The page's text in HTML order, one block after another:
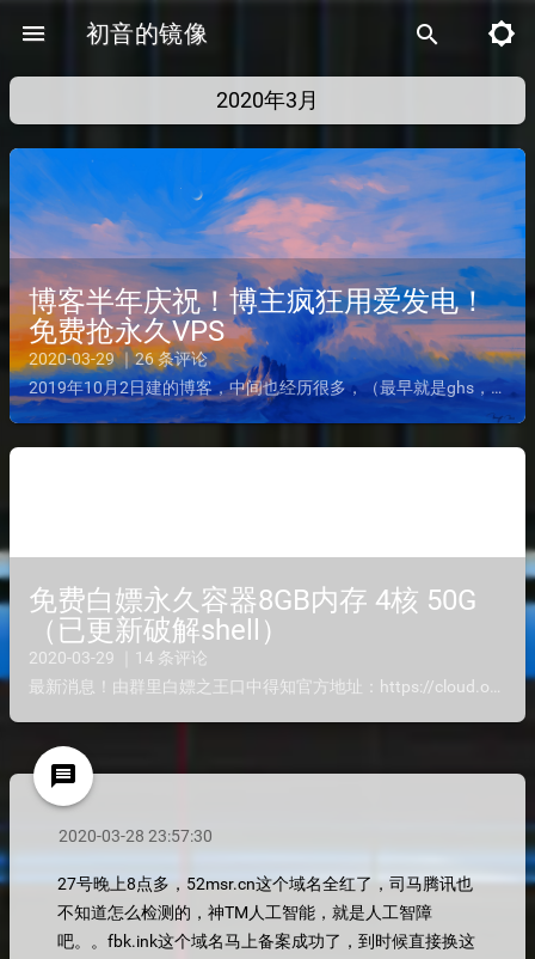
menu 初音的镜像 search brightness_5
2020年3月
博客半年庆祝！博主疯狂用爱发电！
免费抢永久VPS
2020-03-29 ｜26 条评论
2019年10月2日建的博客，中间也经历很多，（最早就是ghs，摸鱼）本来全站最老的文章(弹幕测试)还在的，但是不小心手抖删了，ty也没回收站功能最近也通过白嫖王子＋各渠道得到很多好东西，现在就...
免费白嫖永久容器8GB内存 4核 50G
（已更新破解shell）
2020-03-29 ｜14 条评论
message
2020-03-28 23:57:30
27号晚上8点多，52msr.cn这个域名全红了，司马腾讯也
不知道怎么检测的，神TM人工智能，就是人工智障
吧。。fbk.ink这个域名马上备案成功了，到时候直接换这